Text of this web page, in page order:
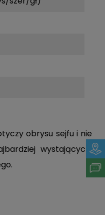
obrysu sejfu i nie
wystających: